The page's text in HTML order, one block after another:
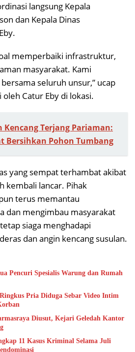
langsung Kepala
dan Kepala Dinas
memperbaiki infrastruktur,
masyarakat. Kami
seluruh unsur,” ucap
Catur Eby di lokasi.
Kencang Terjang Pariaman:
Bersihkan Pohon Tumbang
yang sempat terhambat akibat
kembali lancar. Pihak
terus memantau
dan mengimbau masyarakat
siaga menghadapi
dan angin kencang susulan.
Pencuri Spesialis Warung dan Rumah
Pria Diduga Sebar Video Intim
Diusut, Kejari Geledah Kantor
11 Kasus Kriminal Selama Juli